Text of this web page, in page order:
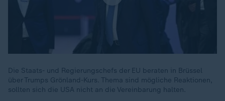
Die Staats- und Regierungschefs der EU beraten in Brüssel
über Trumps Grönland-Kurs. Thema sind mögliche Reaktionen,
sollten sich die USA nicht an die Vereinbarung halten.